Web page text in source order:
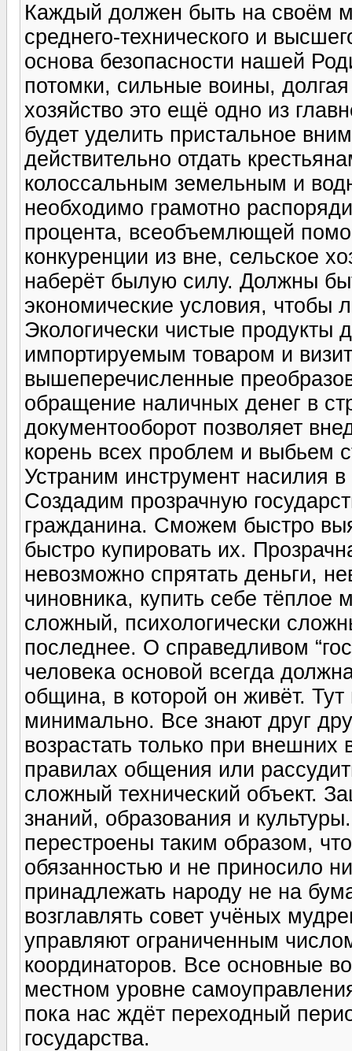
Каждый должен быть на своём
среднего-технического и
основа безопасности нашей
потомки, сильные воины,
хозяйство это ещё одно из
будет уделить пристальное
действительно отдать
колоссальным земельным и
необходимо грамотно
процента, всеобъемлющей
конкуренции из вне, сельское
наберёт былую силу. Должны
экономические условия, чтобы
Экологически чистые продукты
импортируемым товаром и
вышеперечисленные
обращение наличных денег в
документооборот позволяет
корень всех проблем и выбьем
Устраним инструмент насилия
Создадим прозрачную
гражданина. Сможем быстро
быстро купировать их.
невозможно спрятать деньги,
чиновника, купить себе тёплое
сложный, психологически
последнее. О справедливом
человека основой всегда
община, в которой он живёт.
минимально. Все знают друг
возрастать только при внешних
правилах общения или
сложный технический объект.
знаний, образования и
перестроены таким образом,
обязанностью и не приносило
принадлежать народу не на
возглавлять совет учёных
управляют ограниченным
координаторов. Все основные
местном уровне
пока нас ждёт переходный
государства.